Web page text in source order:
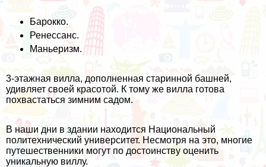
Барокко.
Ренессанс.
Маньеризм.
3-этажная вилла, дополненная старинной башней,
удивляет своей красотой. К тому же вилла готова
похвастаться зимним садом.
В наши дни в здании находится Национальный
политехнический университет. Несмотря на это, многие
путешественники могут по достоинству оценить
уникальную виллу.